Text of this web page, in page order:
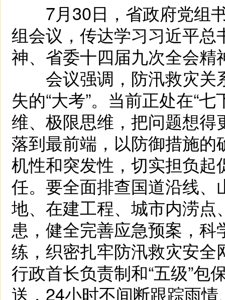
7月30日，省政府党组书
组会议，传达学习习近平
神、省委十四届九次全会
会议强调，防汛救灾关
失的“大考”。当前正处在“
维、极限思维，把问题想
落到最前端，以防御措施
机性和突发性，切实担负
任。要全面排查国道沿线
地、在建工程、城市内涝
患，健全完善应急预案，
练，织密扎牢防汛救灾安
行政首长负责制和“五级”包
送，24小时不间断跟踪雨